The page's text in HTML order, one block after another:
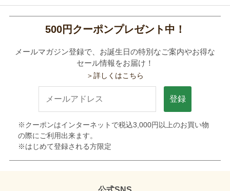
500円クーポンプレゼント中！
メールマガジン登録で、お誕生日の特別なご案内やお得な
セール情報をお届け！
＞詳しくはこちら
登録
※クーポンはインターネットで税込3,000円以上のお買い物
の際にご利用出来ます。
※はじめて登録される方限定